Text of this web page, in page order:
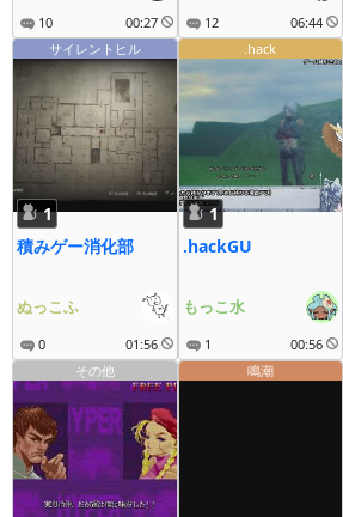
10 00:27 12 06:44
サイレントヒル
1
積みゲー消化部
ぬっこふ
0 01:56
.hack
1
.hackGU
もっこ水
1 00:56
その他
鳴潮